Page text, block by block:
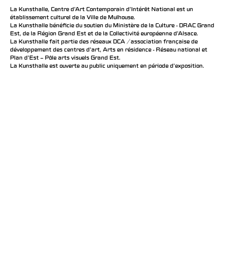
La Kunsthalle, Centre d’Art Contemporain d’Intérêt National est un
établissement culturel de la Ville de Mulhouse.
La Kunsthalle bénéficie du soutien du Ministère de la Culture - DRAC Grand
Est, de la Région Grand Est et de la Collectivité européenne d’Alsace.
La Kunsthalle fait partie des réseaux DCA / association française de
développement des centres d'art, Arts en résidence - Réseau national et
Plan d’Est – Pôle arts visuels Grand Est.
La Kunsthalle est ouverte au public uniquement en période d'exposition.